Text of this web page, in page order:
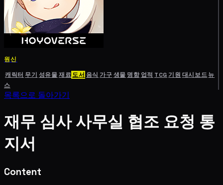
원신
캐릭터 무기 성유물재료도서 음식 가구생물 명함 업적 TCG기원 대시보드뉴
스
목록으로 돌아가기
재무 심사 사무실 협조 요청 통
지서
Content